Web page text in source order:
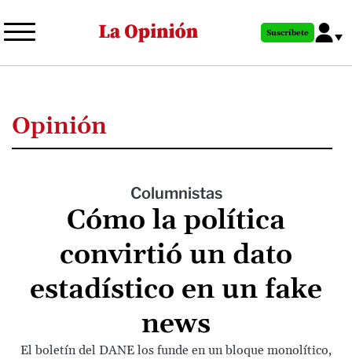
al
principal
Suscríbete
Opinión
Columnistas
Cómo la política
convirtió un dato
estadístico en un fake
news
El boletín del DANE los funde en un bloque monolítico,